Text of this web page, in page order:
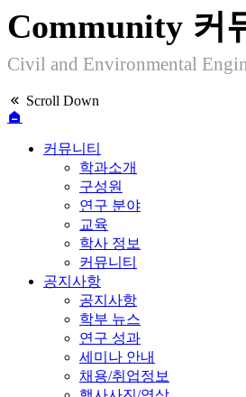
Community 커
Civil and Environmental
Scroll Down
커뮤니티
학과소개
구성원
연구 분야
교육
학사 정보
커뮤니티
공지사항
공지사항
학부 뉴스
연구 성과
세미나 안내
채용/취업정보